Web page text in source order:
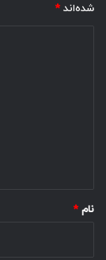
شده‌اند *
نام *